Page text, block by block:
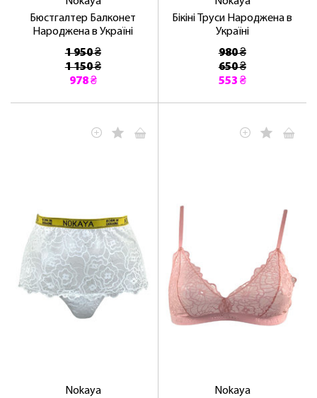
Бюстгалтер Балконет
Народжена в Україні
1 950 ₴
1 150 ₴
978 ₴
Бікіні Труси Народжена в
Україні
980 ₴
650 ₴
553 ₴
Nokaya
Nokaya